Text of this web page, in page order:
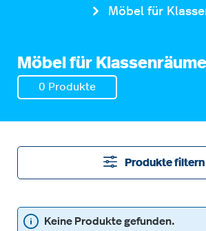
Möbel für
Möbel für Klassenräume
0 Produkte
Produkte filtern
Keine Produkte gefunden.